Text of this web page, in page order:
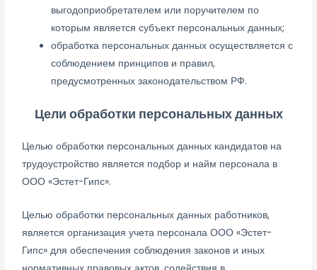
выгодоприобретателем или поручителем по
которым является субъект персональных данных;
обработка персональных данных осуществляется с
соблюдением принципов и правил,
предусмотренных законодательством РФ.
Цели обработки персональных данных
Целью обработки персональных данных кандидатов на
трудоустройство является подбор и найм персонала в
ООО «Эстет-Гипс».
Целью обработки персональных данных работников,
является организация учета персонала ООО «Эстет-
Гипс» для обеспечения соблюдения законов и иных